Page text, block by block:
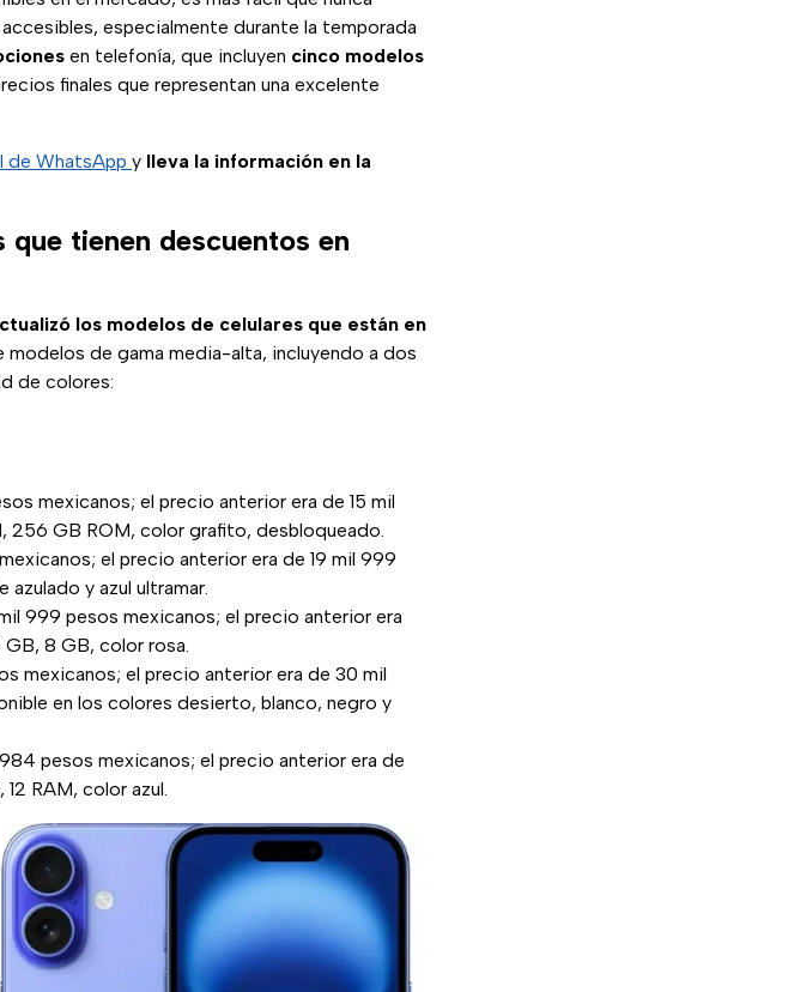
especialmente durante la temporada
en telefonía, que incluyen cinco modelos
finales que representan una excelente
de WhatsApp y lleva la información en la
tienen descuentos en
los modelos de celulares que están en
de gama media-alta, incluyendo a dos
de colores:
mexicanos; el precio anterior era de 15 mil
256 GB ROM, color grafito, desbloqueado.
el precio anterior era de 19 mil 999
y azul ultramar.
999 pesos mexicanos; el precio anterior era
8 GB, color rosa.
mexicanos; el precio anterior era de 30 mil
en los colores desierto, blanco, negro y
pesos mexicanos; el precio anterior era de
RAM, color azul.